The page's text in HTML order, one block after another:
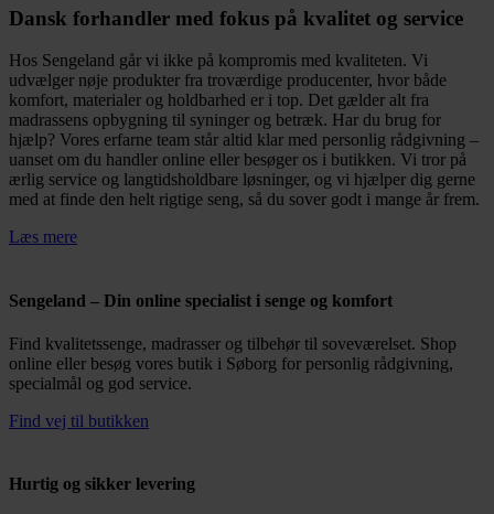
Dansk forhandler med fokus på kvalitet og service
Hos Sengeland går vi ikke på kompromis med kvaliteten. Vi
udvælger nøje produkter fra troværdige producenter, hvor både
komfort, materialer og holdbarhed er i top. Det gælder alt fra
madrassens opbygning til syninger og betræk. Har du brug for
hjælp? Vores erfarne team står altid klar med personlig rådgivning –
uanset om du handler online eller besøger os i butikken. Vi tror på
ærlig service og langtidsholdbare løsninger, og vi hjælper dig gerne
med at finde den helt rigtige seng, så du sover godt i mange år frem.
Læs mere
Sengeland – Din online specialist i senge og komfort
Find kvalitetssenge, madrasser og tilbehør til soveværelset. Shop
online eller besøg vores butik i Søborg for personlig rådgivning,
specialmål og god service.
Find vej til butikken
Hurtig og sikker levering